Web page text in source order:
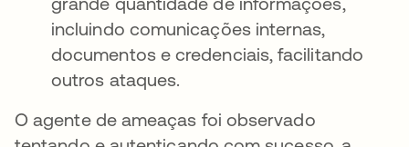
incluindo comunicações internas,
documentos e credenciais, facilitando
outros ataques.
O agente de ameaças foi observado